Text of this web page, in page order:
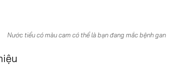
Nước tiểu có màu cam có thể là bạn đang mắc bệnh gan